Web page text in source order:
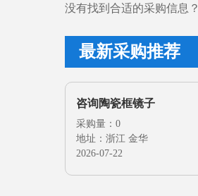
没有找到合适的采购信息？
最新采购推荐
咨询陶瓷框镜子
采购量：0
地址：浙江 金华
2026-07-22